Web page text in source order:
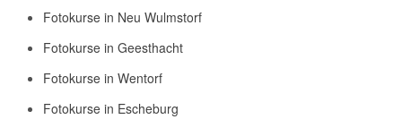
Fotokurse in Neu Wulmstorf
Fotokurse in Geesthacht
Fotokurse in Wentorf
Fotokurse in Escheburg